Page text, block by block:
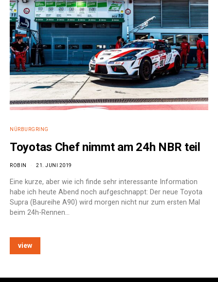
NÜRBURGRING
Toyotas Chef nimmt am 24h NBR teil
ROBIN 21. JUNI 2019
Eine kurze, aber wie ich finde sehr interessante Information
habe ich heute Abend noch aufgeschnappt: Der neue Toyota
Supra (Baureihe A90) wird morgen nicht nur zum ersten Mal
beim 24h-Rennen…
view